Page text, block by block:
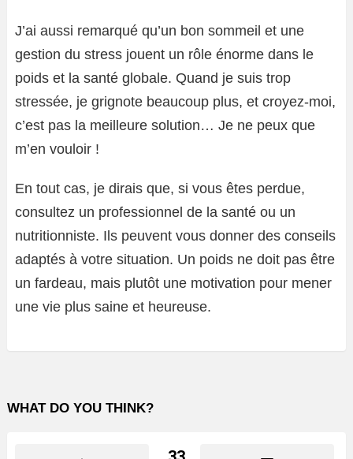
J’ai aussi remarqué qu’un bon sommeil et une
gestion du stress jouent un rôle énorme dans le
poids et la santé globale. Quand je suis trop
stressée, je grignote beaucoup plus, et croyez-moi,
c’est pas la meilleure solution… Je ne peux que
m’en vouloir !
En tout cas, je dirais que, si vous êtes perdue,
consultez un professionnel de la santé ou un
nutritionniste. Ils peuvent vous donner des conseils
adaptés à votre situation. Un poids ne doit pas être
un fardeau, mais plutôt une motivation pour mener
une vie plus saine et heureuse.
WHAT DO YOU THINK?